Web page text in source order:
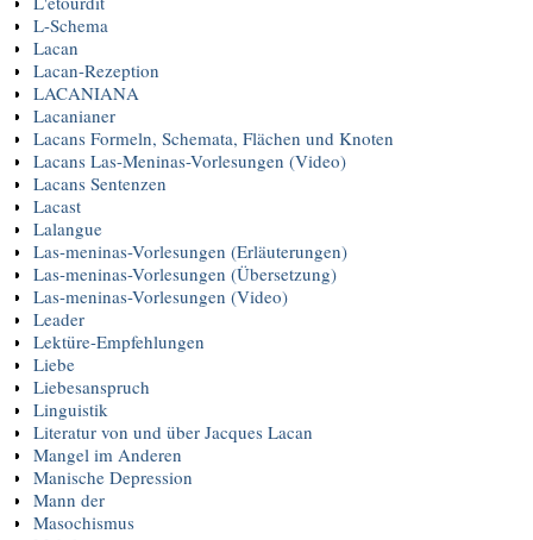
L-Schema
Lacan
Lacan-Rezeption
LACANIANA
Lacanianer
Lacans Formeln, Schemata, Flächen und Knoten
Lacans Las-Meninas-Vorlesungen (Video)
Lacans Sentenzen
Lacast
Lalangue
Las-meninas-Vorlesungen (Erläuterungen)
Las-meninas-Vorlesungen (Übersetzung)
Las-meninas-Vorlesungen (Video)
Leader
Lektüre-Empfehlungen
Liebe
Liebesanspruch
Linguistik
Literatur von und über Jacques Lacan
Mangel im Anderen
Manische Depression
Mann der
Masochismus